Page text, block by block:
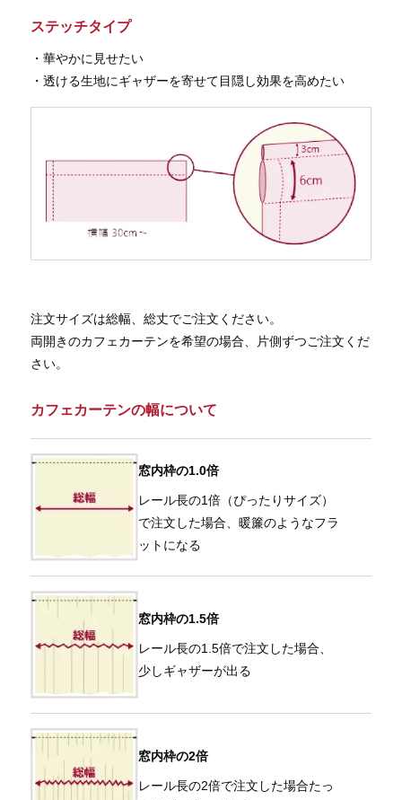
ステッチタイプ
・華やかに見せたい
・透ける生地にギャザーを寄せて目隠し効果を高めたい
注文サイズは総幅、総丈でご注文ください。
両開きのカフェカーテンを希望の場合、片側ずつご注文くだ
さい。
カフェカーテンの幅について
窓内枠の1.0倍
レール長の1倍（ぴったりサイズ）
で注文した場合、暖簾のようなフラ
ットになる
窓内枠の1.5倍
レール長の1.5倍で注文した場合、
少しギャザーが出る
窓内枠の2倍
レール長の2倍で注文した場合たっ